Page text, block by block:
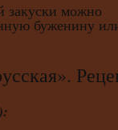
можно
буженину